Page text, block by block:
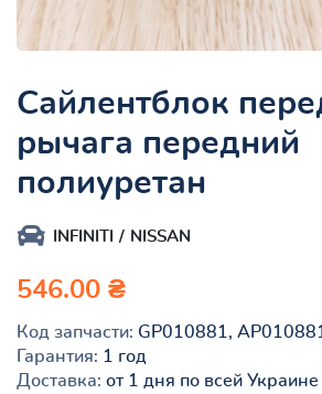
Сайлентблок
рычага передний
полиуретан
INFINITI NISSAN
546.00 ₴
Код запчасти: GP010881, AP010881
Гарантия: 1 год
Доставка: от 1 дня по всей Украине